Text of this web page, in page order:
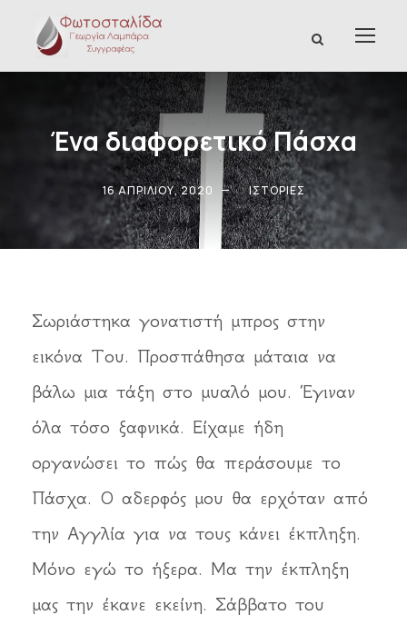
Ένα διαφορετικό Πάσχα
16 ΑΠΡΙΛΊΟΥ, 2020 ΙΣΤΟΡΊΕΣ
Σωριάστηκα γονατιστή μπρος στην
εικόνα Του. Προσπάθησα μάταια να
βάλω μια τάξη στο μυαλό μου. Έγιναν
όλα τόσο ξαφνικά. Είχαμε ήδη
οργανώσει το πώς θα περάσουμε το
Πάσχα. Ο αδερφός μου θα ερχόταν από
την Αγγλία για να τους κάνει έκπληξη.
Μόνο εγώ το ήξερα. Μα την έκπληξη
μας την έκανε εκείνη. Σάββατο του